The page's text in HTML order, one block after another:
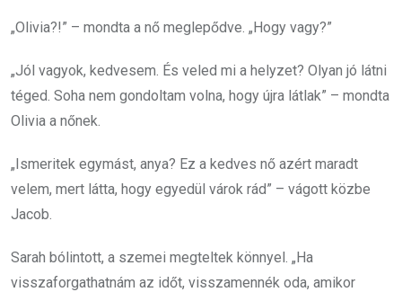
„Olivia?!” – mondta a nő meglepődve. „Hogy vagy?”
„Jól vagyok, kedvesem. És veled mi a helyzet? Olyan jó látni
téged. Soha nem gondoltam volna, hogy újra látlak” – mondta
Olivia a nőnek.
„Ismeritek egymást, anya? Ez a kedves nő azért maradt
velem, mert látta, hogy egyedül várok rád” – vágott közbe
Jacob.
Sarah bólintott, a szemei megteltek könnyel. „Ha
visszaforgathatnám az időt, visszamennék oda, amikor